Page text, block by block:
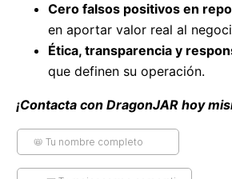
Cero falsos positivos en
en aportar valor real al
Ética, transparencia y
que definen su operación.
¡Contacta con DragonJAR hoy